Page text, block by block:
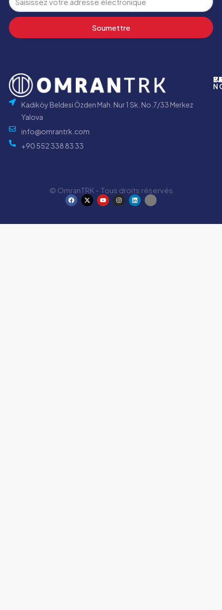
Soumettre
Kadıköy Beldesi Özden Mah. Nur 1 Sk. No.7/33 Merkez
Yalova
info@omrantrk.com
+90 552 338 83 33
© OmranTRK - Tous droits réservés